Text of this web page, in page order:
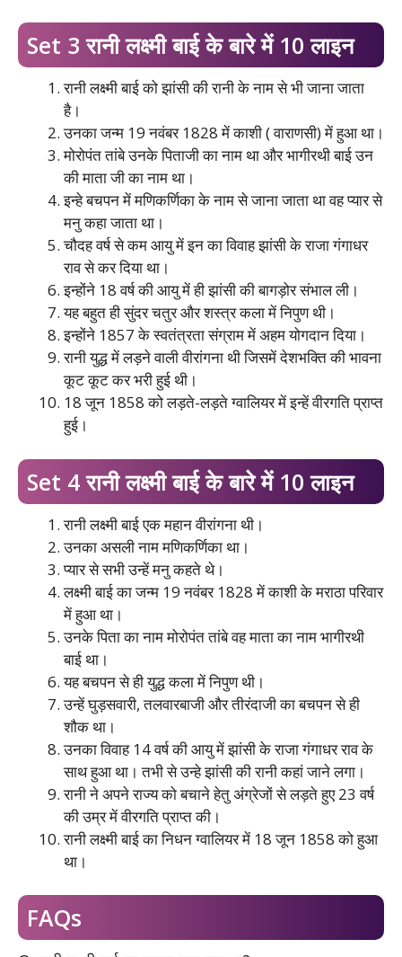
Set 3 रानी लक्ष्मी बाई के बारे में 10 लाइन
रानी लक्ष्मी बाई को झांसी की रानी के नाम से भी जाना जाता
है।
उनका जन्म 19 नवंबर 1828 में काशी ( वाराणसी) में हुआ था।
मोरोपंत तांबे उनके पिताजी का नाम था और भागीरथी बाई उन
की माता जी का नाम था।
इन्हे बचपन में मणिकर्णिका के नाम से जाना जाता था वह प्यार से
मनु कहा जाता था।
चौदह वर्ष से कम आयु में इन का विवाह झांसी के राजा गंगाधर
राव से कर दिया था।
इन्होंने 18 वर्ष की आयु में ही झांसी की बागड़ोर संभाल ली।
यह बहुत ही सुंदर चतुर और शस्त्र कला में निपुण थी।
इन्होंने 1857 के स्वतंत्रता संग्राम में अहम योगदान दिया।
रानी युद्ध में लड़ने वाली वीरांगना थी जिसमें देशभक्ति की भावना
कूट कूट कर भरी हुई थी।
18 जून 1858 को लड़ते-लड़ते ग्वालियर में इन्हें वीरगति प्राप्त
हुई।
Set 4 रानी लक्ष्मी बाई के बारे में 10 लाइन
रानी लक्ष्मी बाई एक महान वीरांगना थी।
उनका असली नाम मणिकर्णिका था।
प्यार से सभी उन्हें मनु कहते थे।
लक्ष्मी बाई का जन्म 19 नवंबर 1828 में काशी के मराठा परिवार
में हुआ था।
उनके पिता का नाम मोरोपंत तांबे वह माता का नाम भागीरथी
बाई था।
यह बचपन से ही युद्ध कला में निपुण थी।
उन्हें घुड़सवारी, तलवारबाजी और तीरंदाजी का बचपन से ही
शौक था।
उनका विवाह 14 वर्ष की आयु में झांसी के राजा गंगाधर राव के
साथ हुआ था। तभी से उन्हे झांसी की रानी कहां जाने लगा।
रानी ने अपने राज्य को बचाने हेतु अंग्रेजों से लड़ते हुए 23 वर्ष
की उम्र में वीरगति प्राप्त की।
रानी लक्ष्मी बाई का निधन ग्वालियर में 18 जून 1858 को हुआ
था।
FAQs